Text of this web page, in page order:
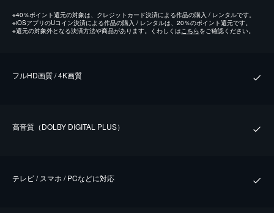
※40％ポイント還元の対象は、クレジットカード決済による作品の購入 / レンタルです。
※iOSアプリのUコイン決済による作品の購入 / レンタルは、20％のポイント還元です。
※還元の対象外となる決済方法や商品があります。くわしくはこちらをご確認ください。
フルHD画質 / 4K画質
⾼⾳質（DOLBY DIGITAL PLUS）
テレビ / スマホ / PCなどに対応